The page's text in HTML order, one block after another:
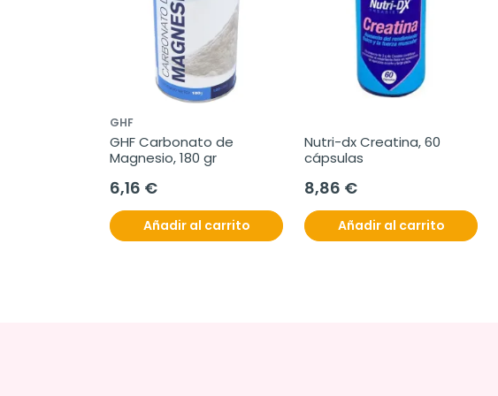
GHF
GHF Carbonato de
Magnesio, 180 gr
6,16 €
Añadir al carrito
Nutri-dx Creatina, 60
cápsulas
8,86 €
Añadir al carrito